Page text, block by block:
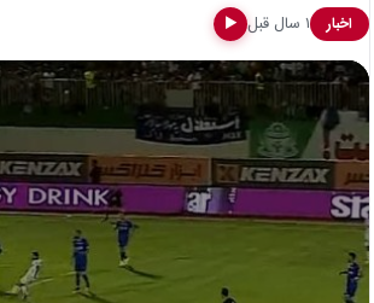
اخبار ۱ سال قبل ▶